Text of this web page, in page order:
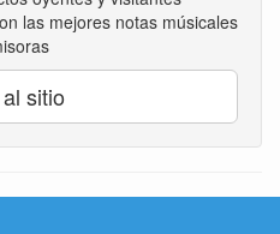
las mejores notas músicales
sitio